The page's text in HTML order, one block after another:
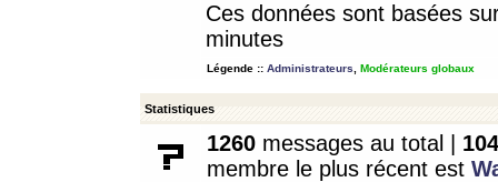
Ces données sont basées
minutes
Légende :: Administrateurs Modérateurs globaux
Statistiques
1260 messages au total | 104
membre le plus récent est